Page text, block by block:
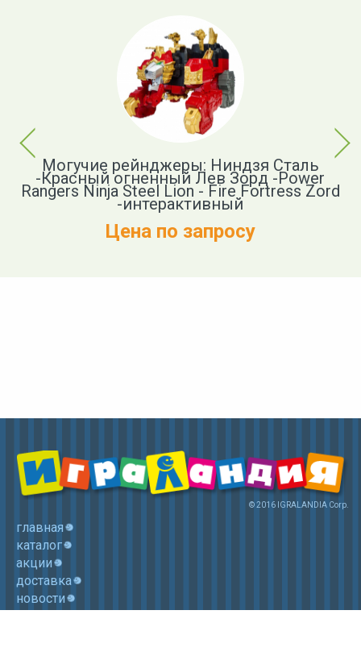
Previous
Могучие рейнджеры: Ниндзя Сталь
-Красный огненный Лев Зорд -Power
Rangers Ninja Steel Lion - Fire Fortress Zord
-интерактивный
Цена по запросу
Next
© 2016 IGRALANDIA Corp.
главная
каталог
акции
доставка
новости